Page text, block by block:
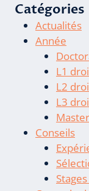
Catégories
Actualités
Année
L1
L2
L3
Conseils